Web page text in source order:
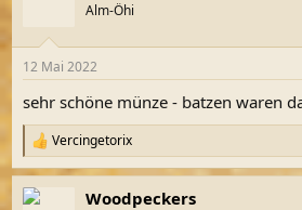
e
:
Alm-Öhi
12 Mai 2022
sehr schöne münze - batzen waren
R
e
a
k
Vercingetorix
Woodpeckers